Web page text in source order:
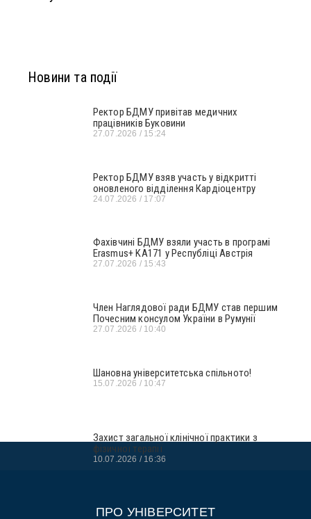
Новини та події
Ректор БДМУ привітав медичних
працівників Буковини
27.07.2026 15:24
Ректор БДМУ взяв участь у відкритті
оновленого відділення Кардіоцентру
24.07.2026 17:07
Фахівчині БДМУ взяли участь в програмі
Erasmus+ KA171 у Республіці Австрія
27.07.2026 15:43
Член Наглядової ради БДМУ став першим
Почесним консулом України в Румунії
27.07.2026 10:40
Шановна університетська спільното!
15.07.2026 10:47
Захист загальної клінічної практики з
фізичної терапії
10.07.2026 16:36
ПРО УНІВЕРСИТЕТ